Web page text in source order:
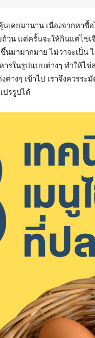
เคยมานาน เนื่องจากหา
วน แต่ครั้นจะให้กินแต่ไข่
นมามากมาย ไม่ว่าจะเป็น
รในรูปแบบต่างๆ ทำให้ไ
ต่างๆ เข้าไป เราจึงควรร
ปรรูปได้